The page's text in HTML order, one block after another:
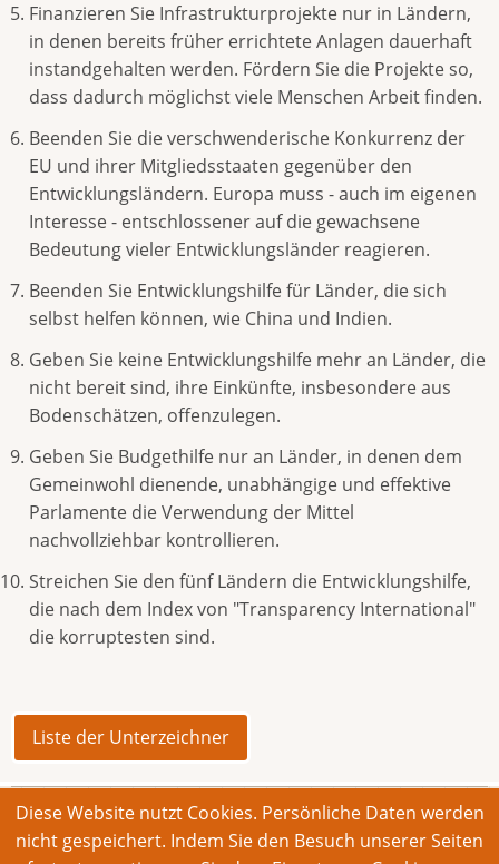
Finanzieren Sie Infrastrukturprojekte nur in Ländern,
in denen bereits früher errichtete Anlagen dauerhaft
instandgehalten werden. Fördern Sie die Projekte so,
dass dadurch möglichst viele Menschen Arbeit finden.
Beenden Sie die verschwenderische Konkurrenz der
EU und ihrer Mitgliedsstaaten gegenüber den
Entwicklungsländern. Europa muss - auch im eigenen
Interesse - entschlossener auf die gewachsene
Bedeutung vieler Entwicklungsländer reagieren.
Beenden Sie Entwicklungshilfe für Länder, die sich
selbst helfen können, wie China und Indien.
Geben Sie keine Entwicklungshilfe mehr an Länder, die
nicht bereit sind, ihre Einkünfte, insbesondere aus
Bodenschätzen, offenzulegen.
Geben Sie Budgethilfe nur an Länder, in denen dem
Gemeinwohl dienende, unabhängige und effektive
Parlamente die Verwendung der Mittel
nachvollziehbar kontrollieren.
Streichen Sie den fünf Ländern die Entwicklungshilfe,
die nach dem Index von "Transparency International"
die korruptesten sind.
Liste der Unterzeichner
© 2026 Bonner Aufruf. Alle Rechte vorbehalten.
Diese Website nutzt Cookies. Persönliche Daten werden
nicht gespeichert. Indem Sie den Besuch unserer Seiten